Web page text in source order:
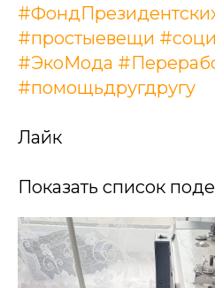
#простыевещи
#ЭкоМода
#помощьдругдругу
Лайк
Показать список